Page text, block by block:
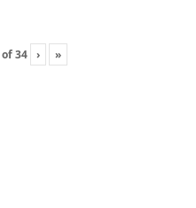
of34 › »